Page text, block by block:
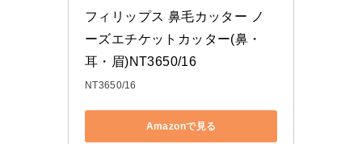
フィリップス 鼻毛カッター ノ
ーズエチケットカッター(鼻・
耳・眉)NT3650/16
NT3650/16
Amazonで見る